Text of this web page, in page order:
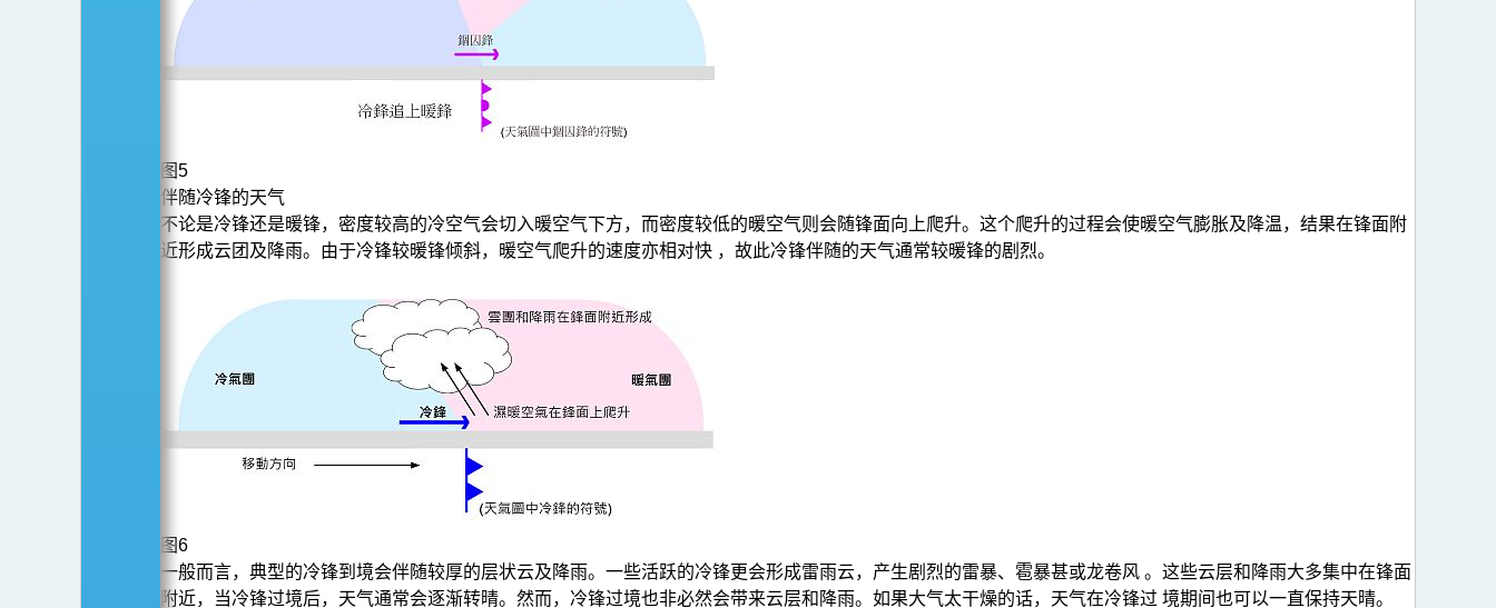
图5
伴随冷锋的天气
不论是冷锋还是暖锋，密度较高的冷空气会切入暖空气下方，而密度较低的暖空气则会随锋面向上爬升。这个爬升的过程会使暖空气膨胀及降温，结果在锋面附
近形成云团及降雨。由于冷锋较暖锋倾斜，暖空气爬升的速度亦相对快 ，故此冷锋伴随的天气通常较暖锋的剧烈。
图6
一般而言，典型的冷锋到境会伴随较厚的层状云及降雨。一些活跃的冷锋更会形成雷雨云，产生剧烈的雷暴、雹暴甚或龙卷风 。这些云层和降雨大多集中在锋面
附近，当冷锋过境后，天气通常会逐渐转晴。然而，冷锋过境也非必然会带来云层和降雨。如果大气太干燥的话，天气在冷锋过 境期间也可以一直保持天晴。